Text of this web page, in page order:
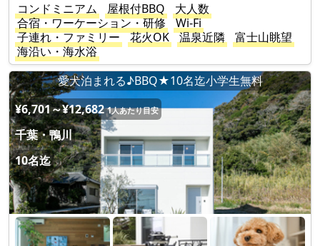
コンドミニアム
屋根付BBQ
大人数
合宿・ワーケーション・研修
Wi-Fi
子連れ・ファミリー
花火OK 温泉近隣
富士山眺望
海沿い・海水浴
愛犬泊まれる♪BBQ★10名迄小学生無料
¥6,701～¥12,682 1人あたり目安
千葉・鴨川
10名迄